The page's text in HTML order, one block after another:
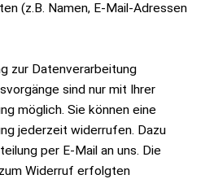
(z.B. Namen, E-Mail-Adressen
zur Datenverarbeitung
sind nur mit Ihrer
möglich. Sie können eine
jederzeit widerrufen. Dazu
per E-Mail an uns. Die
Widerruf erfolgten